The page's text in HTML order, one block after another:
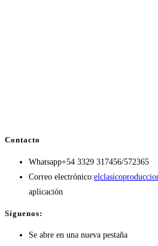
Contacto
Whatsapp+54 3329 317456/572365
Correo electrónico:
aplicación
Síguenos:
Se abre en una nueva pestaña